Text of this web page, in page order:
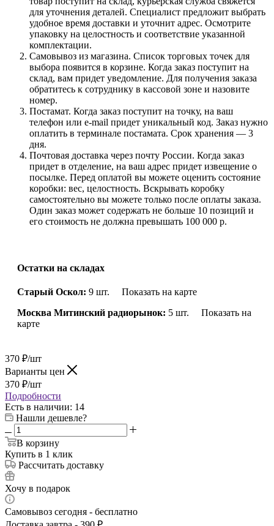
для уточнения деталей. Специалист предложит выбрать
удобное время доставки и уточнит адрес. Осмотрите
упаковку на целостность и соответствие указанной
комплектации.
Самовывоз из магазина. Список торговых точек для
выбора появится в корзине. Когда заказ поступит на
склад, вам придет уведомление. Для получения заказа
обратитесь к сотруднику в кассовой зоне и назовите
номер.
Постамат. Когда заказ поступит на точку, на ваш
телефон или e-mail придет уникальный код. Заказ нужно
оплатить в терминале постамата. Срок хранения — 3
дня.
Почтовая доставка через почту России. Когда заказ
придет в отделение, на ваш адрес придет извещение о
посылке. Перед оплатой вы можете оценить состояние
коробки: вес, целостность. Вскрывать коробку
самостоятельно вы можете только после оплаты заказа.
Один заказ может содержать не больше 10 позиций и
его стоимость не должна превышать 100 000 р.
Остатки на складах
Старый Оскол: 9 шт.
Показать на карте
Москва Митинский радиорынок: 5 шт.
Показать на
карте
370 ₽/шт
Варианты цен
370 ₽/шт
Подробности
Есть в наличии: 14
Нашли дешевле?
В корзину
Купить в 1 клик
Рассчитать доставку
Хочу в подарок
Самовывоз сегодня - бесплатно